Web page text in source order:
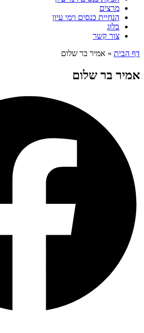
מרצים
הנחיית כנסים וימי עיון
בלוג
צור קשר
דף הבית » אמיר בר שלום
אמיר בר שלום